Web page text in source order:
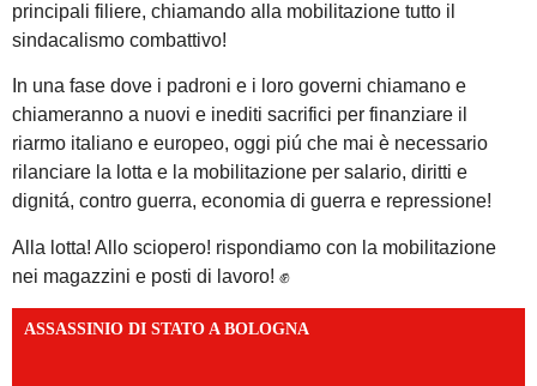
principali filiere, chiamando alla mobilitazione tutto il
sindacalismo combattivo!
In una fase dove i padroni e i loro governi chiamano e
chiameranno a nuovi e inediti sacrifici per finanziare il
riarmo italiano e europeo, oggi piú che mai è necessario
rilanciare la lotta e la mobilitazione per salario, diritti e
dignitá, contro guerra, economia di guerra e repressione!
Alla lotta! Allo sciopero! rispondiamo con la mobilitazione
nei magazzini e posti di lavoro! ✊
ASSASSINIO DI STATO A BOLOGNA